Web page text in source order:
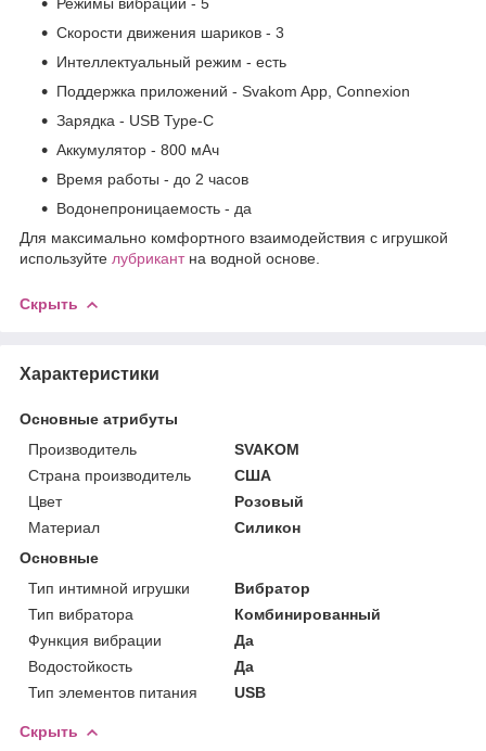
Скорости движения шариков - 3
Интеллектуальный режим - есть
Поддержка приложений - Svakom App, Connexion
Зарядка - USB Type-C
Аккумулятор - 800 мАч
Время работы - до 2 часов
Водонепроницаемость - да
Для максимально комфортного взаимодействия с игрушкой
используйте лубрикантна водной основе.
Скрыть
Характеристики
Основные атрибуты
Производитель
SVAKOM
Страна производитель
США
Цвет
Розовый
Материал
Силикон
Основные
Тип интимной игрушки
Вибратор
Тип вибратора
Комбинированный
Функция вибрации
Да
Водостойкость
Да
Тип элементов питания
USB
Скрыть